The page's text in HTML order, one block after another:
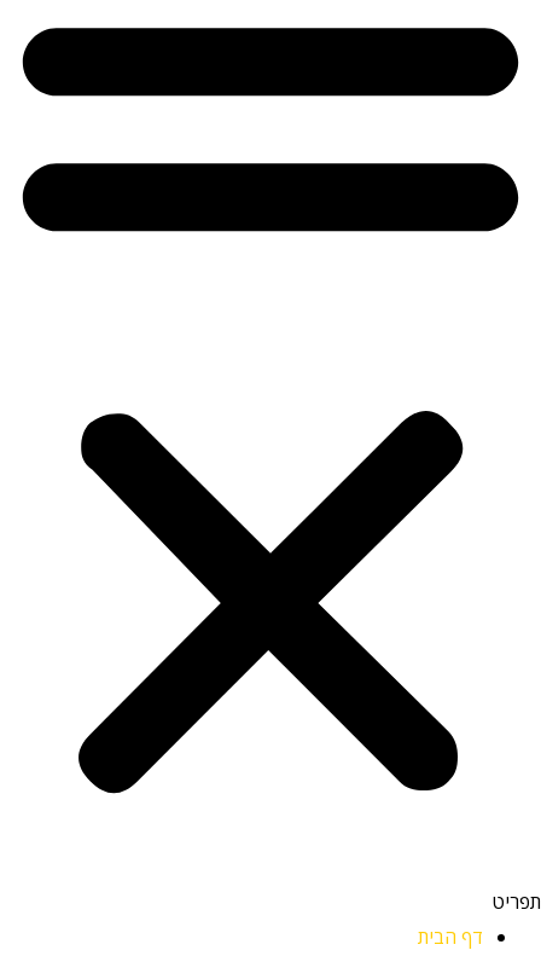
תפריט
דף הבית